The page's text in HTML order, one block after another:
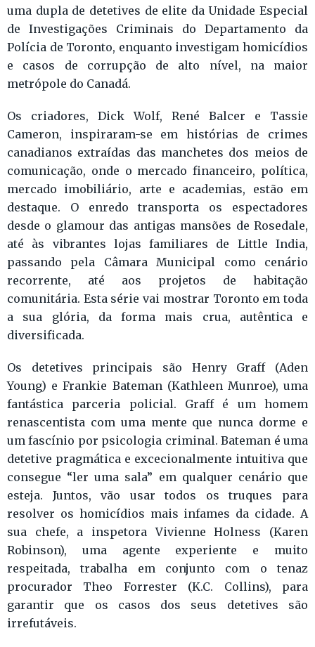
uma dupla de detetives de elite da Unidade Especial
de Investigações Criminais do Departamento da
Polícia de Toronto, enquanto investigam homicídios
e casos de corrupção de alto nível, na maior
metrópole do Canadá.
Os criadores, Dick Wolf, René Balcer e Tassie
Cameron, inspiraram-se em histórias de crimes
canadianos extraídas das manchetes dos meios de
comunicação, onde o mercado financeiro, política,
mercado imobiliário, arte e academias, estão em
destaque. O enredo transporta os espectadores
desde o glamour das antigas mansões de Rosedale,
até às vibrantes lojas familiares de Little India,
passando pela Câmara Municipal como cenário
recorrente, até aos projetos de habitação
comunitária. Esta série vai mostrar Toronto em toda
a sua glória, da forma mais crua, autêntica e
diversificada.
Os detetives principais são Henry Graff (Aden
Young) e Frankie Bateman (Kathleen Munroe), uma
fantástica parceria policial. Graff é um homem
renascentista com uma mente que nunca dorme e
um fascínio por psicologia criminal. Bateman é uma
detetive pragmática e excecionalmente intuitiva que
consegue “ler uma sala” em qualquer cenário que
esteja. Juntos, vão usar todos os truques para
resolver os homicídios mais infames da cidade. A
sua chefe, a inspetora Vivienne Holness (Karen
Robinson), uma agente experiente e muito
respeitada, trabalha em conjunto com o tenaz
procurador Theo Forrester (K.C. Collins), para
garantir que os casos dos seus detetives são
irrefutáveis.